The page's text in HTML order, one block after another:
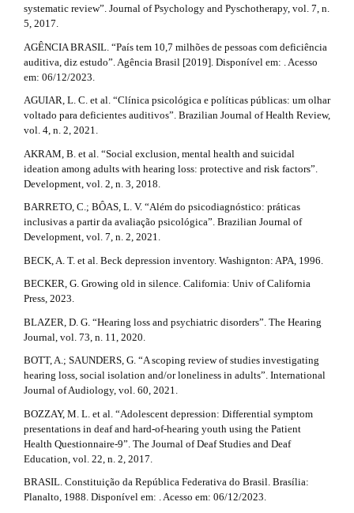
e
m
e
n
u
d
e
b
r
#
#
a
r
t
i
c
l
e
.
d
e
t
a
i
l
s
#
#
systematic review”. Journal of Psychology and Pyschotherapy, vol. 7, n.
5, 2017.
AGÊNCIA BRASIL. “País tem 10,7 milhões de pessoas com deficiência
auditiva, diz estudo”. Agência Brasil [2019]. Disponível em: . Acesso
em: 06/12/2023.
AGUIAR, L. C. et al. “Clínica psicológica e políticas públicas: um olhar
voltado para deficientes auditivos”. Brazilian Journal of Health Review,
vol. 4, n. 2, 2021.
AKRAM, B. et al. “Social exclusion, mental health and suicidal
ideation among adults with hearing loss: protective and risk factors”.
Development, vol. 2, n. 3, 2018.
BARRETO, C.; BÔAS, L. V. “Além do psicodiagnóstico: práticas
inclusivas a partir da avaliação psicológica”. Brazilian Journal of
Development, vol. 7, n. 2, 2021.
BECK, A. T. et al. Beck depression inventory. Washignton: APA, 1996.
BECKER, G. Growing old in silence. California: Univ of California
Press, 2023.
BLAZER, D. G. “Hearing loss and psychiatric disorders”. The Hearing
Journal, vol. 73, n. 11, 2020.
BOTT, A.; SAUNDERS, G. “A scoping review of studies investigating
hearing loss, social isolation and/or loneliness in adults”. International
Journal of Audiology, vol. 60, 2021.
BOZZAY, M. L. et al. “Adolescent depression: Differential symptom
presentations in deaf and hard-of-hearing youth using the Patient
Health Questionnaire-9”. The Journal of Deaf Studies and Deaf
Education, vol. 22, n. 2, 2017.
BRASIL. Constituição da República Federativa do Brasil. Brasília:
Planalto, 1988. Disponível em: . Acesso em: 06/12/2023.